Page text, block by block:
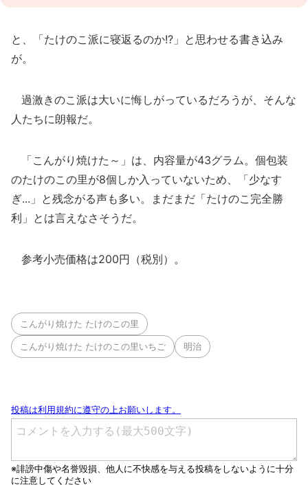
と、「たけのこ派に寝返るのか!?」と思わせる書き込み
が。
過激きのこ派は大いに悔しがっているだろうが、そんな
人たちに朗報だ。
「こんがり焼けた～」は、内容量が43グラム。個包装
のたけのこの里が8個しか入っていないため、「少なす
ぎ...」と残念がる声も多い。まだまだ「たけのこ完全勝
利」とは言えなさそうだ。
参考小売価格は200円（税別）。
こんがり焼けた たけのこの里
こんがり焼けた たけのこの里いちご 明治